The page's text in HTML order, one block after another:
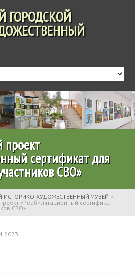
ГОРОДСКОЙ
проект
сертификат для
СВО»
ИСТОРИКО-ХУДОЖЕСТВЕННЫЙ МУЗЕЙ >
«Реабилитационный сертификат
СВО»